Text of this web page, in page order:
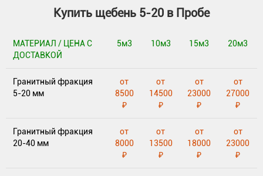
Купить щебень 5-20 в Пробе
МАТЕРИАЛ / ЦЕНА С
ДОСТАВКОЙ
5м3 10м3 15м3 20м3
Гранитный фракция
5-20 мм
от
8500
₽
от
14500
₽
от
23000
₽
от
27000
₽
Гранитный фракция
20-40 мм
от
8000
₽
от
13500
₽
от
18000
₽
от
23000
₽